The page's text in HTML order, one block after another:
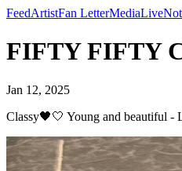
FeedArtistFan LetterMediaLive
FIFTY FIFTY
Jan 12, 2025
Classy🖤🤍 Young and beautiful -